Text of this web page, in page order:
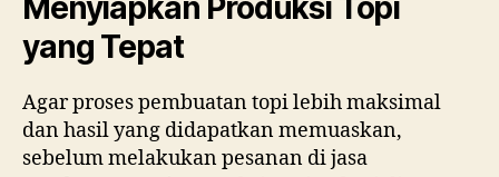
yang Tepat
Agar proses pembuatan topi lebih maksimal
dan hasil yang didapatkan memuaskan,
sebelum melakukan pesanan di jasa